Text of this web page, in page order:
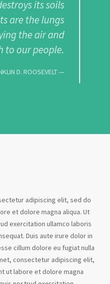
its soils
are the lungs
the air and
to our people.
D. ROOSEVELT
adipiscing elit, sed do
et dolore magna aliqua. Ut
exercitation ullamco laboris
Duis aute irure dolor in
cillum dolore eu fugiat nulla
consectetur adipiscing elit,
ut labore et dolore magna